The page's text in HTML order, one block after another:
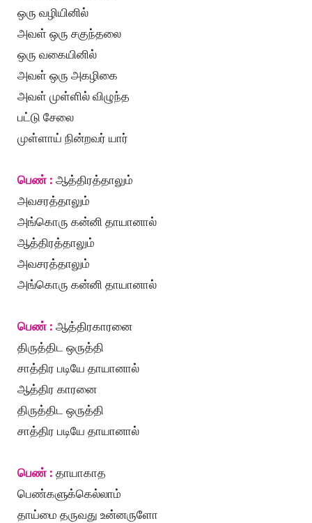
ஒரு வழியினில்
அவள் ஒரு சகுந்தலை
ஒரு வகையினில்
அவள் ஒரு அகழிகை
அவள் முள்ளில் விழுந்த
பட்டு சேலை
முள்ளாய் நின்றவர் யார்
பெண் : ஆத்திரத்தாலும்
அவசரத்தாலும்
அங்கொரு கன்னி தாயானால்
ஆத்திரத்தாலும்
அவசரத்தாலும்
அங்கொரு கன்னி தாயானால்
பெண் : ஆத்திரகாரனை
திருத்திட ஒருத்தி
சாத்திர படியே தாயானால்
ஆத்திர காரனை
திருத்திட ஒருத்தி
சாத்திர படியே தாயானால்
பெண் : தாயாகாத
பெண்களுக்கெல்லாம்
தாய்மை தருவது உன்னருளோ